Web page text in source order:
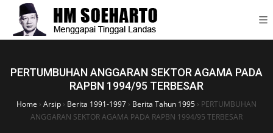
PERTUMBUHAN ANGGARAN SEKTOR AGAMA PADA
RAPBN 1994/95 TERBESAR
Home › Arsip › Berita 1991-1997 › Berita Tahun 1995 › PERTUMBUHAN
ANGGARAN SEKTOR AGAMA PADA RAPBN 1994/95 TERBESAR